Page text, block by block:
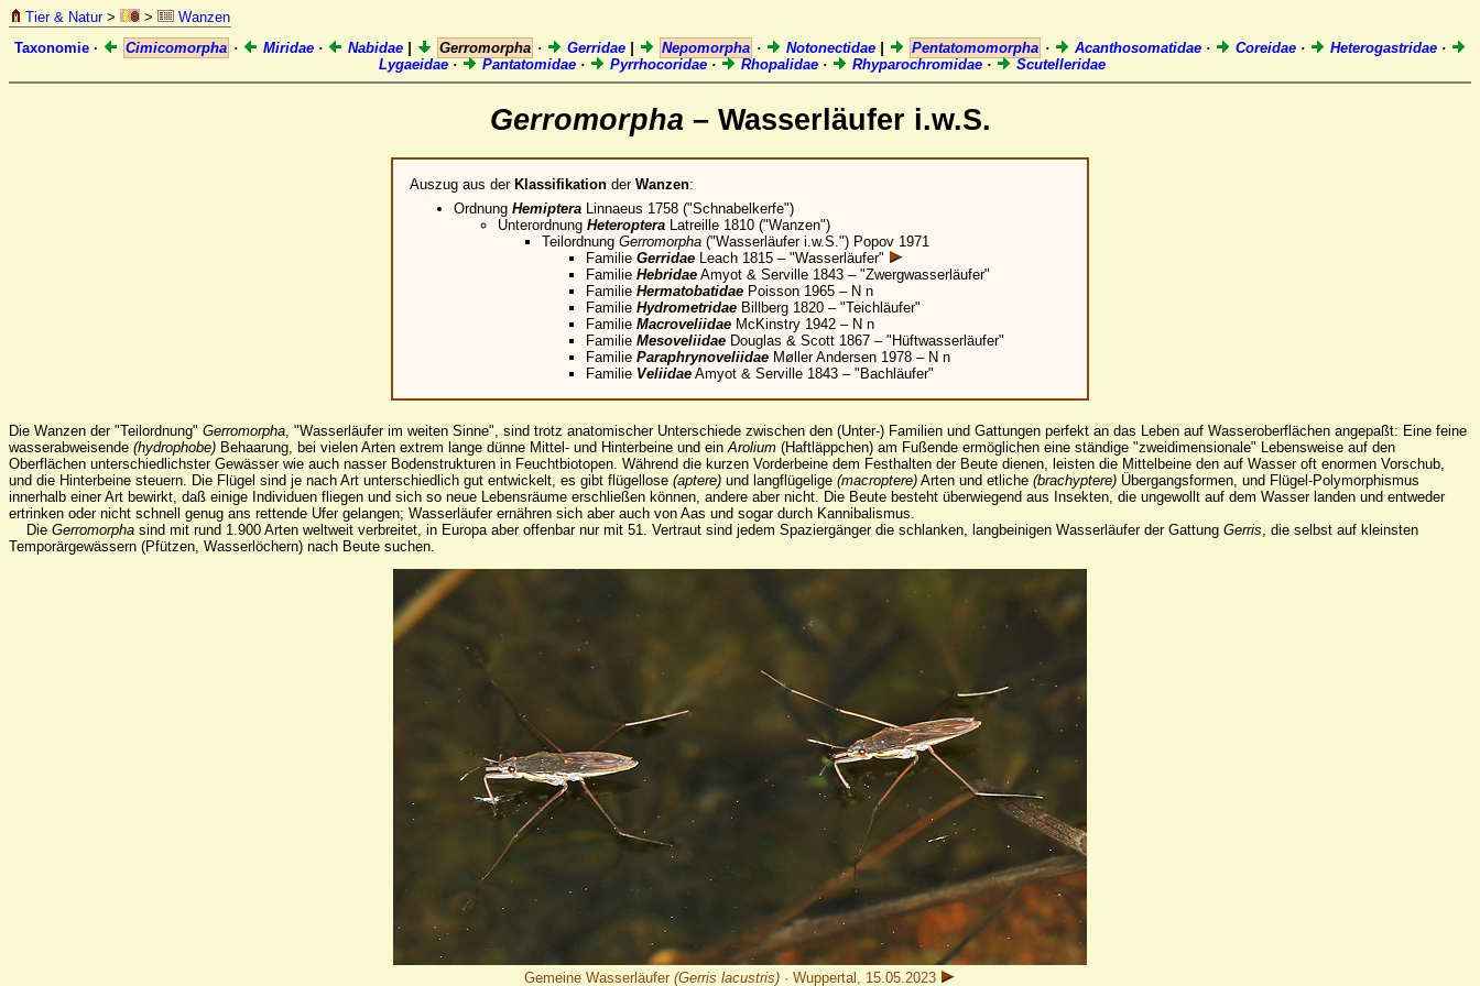
Tier & Natur> >
Wanzen
Taxonomie· Cimicomorpha · Miridae· Nabidae| Gerromorpha · Gerridae| Nepomorpha · Notonectidae| Pentatomomorpha · Acanthosomatidae· Coreidae· Heterogastridae·
Lygaeidae · Pantatomidae · Pyrrhocoridae · Rhopalidae · Rhyparochromidae · Scutelleridae
Gerromorpha– Wasserläufer i.w.S.
Auszug aus der Klassifikation der Wanzen:
Ordnung Hemiptera Linnaeus 1758 ("Schnabelkerfe")
Unterordnung Heteroptera Latreille 1810 ("Wanzen")
Teilordnung Gerromorpha ("Wasserläufer i.w.S.") Popov 1971
Familie Gerridae Leach 1815 – "Wasserläufer"
Familie Hebridae Amyot & Serville 1843 – "Zwergwasserläufer"
Familie Hermatobatidae Poisson 1965 – N n
Familie Hydrometridae Billberg 1820 – "Teichläufer"
Familie Macroveliidae McKinstry 1942 – N n
Familie Mesoveliidae Douglas & Scott 1867 – "Hüftwasserläufer"
Familie Paraphrynoveliidae Møller Andersen 1978 – N n
Familie Veliidae Amyot & Serville 1843 – "Bachläufer"
Die Wanzen der "Teilordnung" Gerromorpha, "Wasserläufer im weiten Sinne", sind trotz anatomischer Unterschiede zwischen den (Unter-) Familien und Gattungen perfekt an das Leben auf Wasseroberflächen angepaßt: Eine feine
wasserabweisende (hydrophobe) Behaarung, bei vielen Arten extrem lange dünne Mittel- und Hinterbeine und einArolium (Haftläppchen) am Fußende ermöglichen eine ständige "zweidimensionale" Lebensweise auf den
Oberflächen unterschiedlichster Gewässer wie auch nasser Bodenstrukturen in Feuchtbiotopen. Während die kurzen Vorderbeine dem Festhalten der Beute dienen, leisten die Mittelbeine den auf Wasser oft enormen Vorschub,
und die Hinterbeine steuern. Die Flügel sind je nach Art unterschiedlich gut entwickelt, es gibt flügellose (aptere) und langflügelige (macroptere) Arten und etliche (brachyptere) Übergangsformen, und Flügel-Polymorphismus
innerhalb einer Art bewirkt, daß einige Individuen fliegen und sich so neue Lebensräume erschließen können, andere aber nicht. Die Beute besteht überwiegend aus Insekten, die ungewollt auf dem Wasser landen und entweder
ertrinken oder nicht schnell genug ans rettende Ufer gelangen; Wasserläufer ernähren sich aber auch von Aas und sogar durch Kannibalismus.
Die Gerromorpha sind mit rund 1.900 Arten weltweit verbreitet, in Europa aber offenbar nur mit 51. Vertraut sind jedem Spaziergänger die schlanken, langbeinigen Wasserläufer der Gattung Gerris, die selbst auf kleinsten
Temporärgewässern (Pfützen, Wasserlöchern) nach Beute suchen.
Gemeine Wasserläufer (Gerris lacustris) · Wuppertal, 15.05.2023